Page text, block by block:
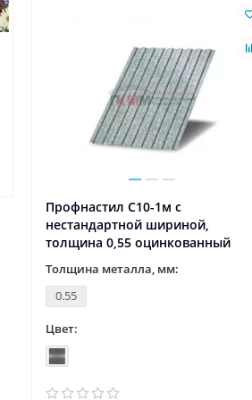
06.05.2022
9 Мая - День Победы!
Компания "Евроштакетник" С
прекрасным праздником, суровым и
трогательным одновременно — с
Профнастил С10-1м с
нестандартной шириной,
толщина 0,55 оцинкованный
Толщина металла, мм:
0.55
Цвет: